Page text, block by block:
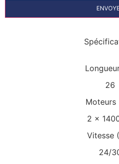
26
Moteurs
2 x
Vitesse
24/